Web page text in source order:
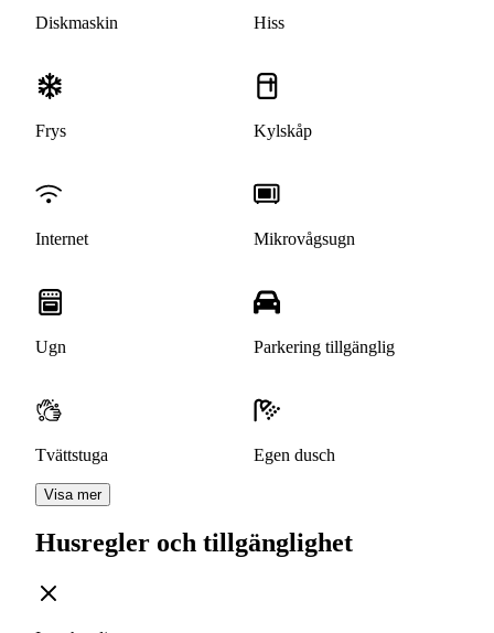
Diskmaskin Hiss
Frys Kylskåp
Internet Mikrovågsugn
Ugn Parkering tillgänglig
Tvättstuga Egen dusch
Visa mer
Husregler och tillgänglighet